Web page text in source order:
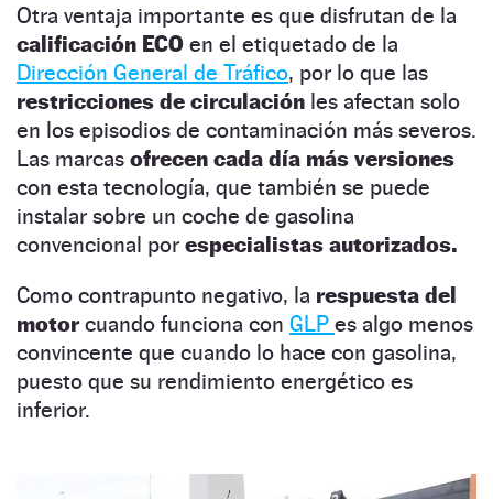
Otra ventaja importante es que disfrutan de la
calificación ECO en el etiquetado de la
Dirección General de Tráfico, por lo que las
restricciones de circulación les afectan solo
en los episodios de contaminación más severos.
Las marcas ofrecen cada día más versiones
con esta tecnología, que también se puede
instalar sobre un coche de gasolina
convencional por especialistas autorizados.
Como contrapunto negativo, la respuesta del
motorcuando funciona con GLP es algo menos
convincente que cuando lo hace con gasolina,
puesto que su rendimiento energético es
inferior.